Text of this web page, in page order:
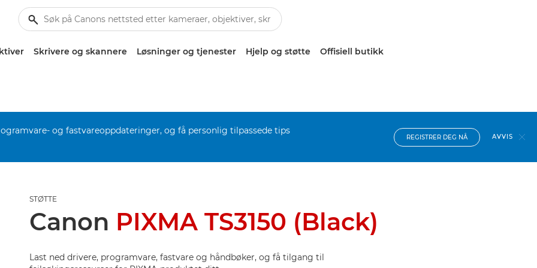
Skrivere og skannere Løsninger og tjenester Hjelp og støtte Offisiell butikk
og fastvareoppdateringer, og få personlig tilpassede tips
REGISTRER DEG NÅ AVVIS
STØTTE
Canon PIXMA TS3150 (Black)
Last ned drivere, programvare, fastvare og håndbøker, og få tilgang til